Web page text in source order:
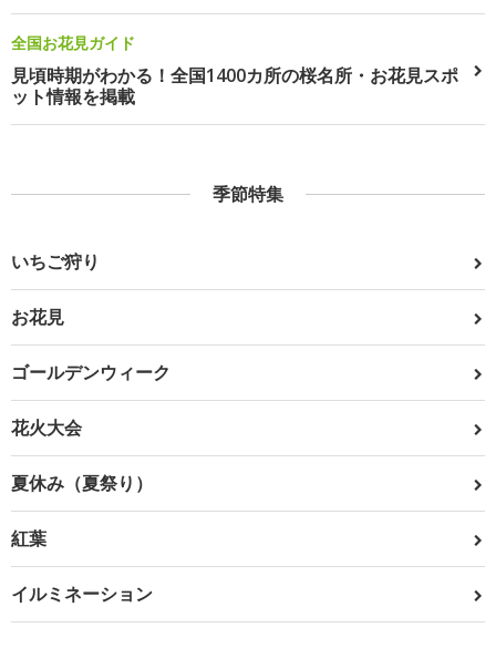
全国お花見ガイド
見頃時期がわかる！全国1400カ所の桜名所・お花見スポ
ット情報を掲載
季節特集
いちご狩り
お花見
ゴールデンウィーク
花火大会
夏休み（夏祭り）
紅葉
イルミネーション